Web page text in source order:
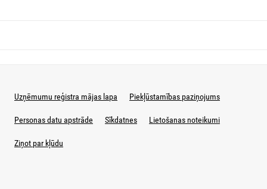
Uzņēmumu reģistra mājas lapa Piekļūstamības paziņojums
Personas datu apstrāde Sīkdatnes Lietošanas noteikumi
Ziņot par kļūdu